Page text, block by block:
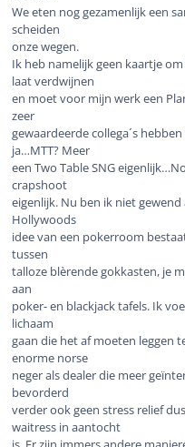
We eten nog gezamenlijk een
scheiden
onze wegen.
Ik heb namelijk geen kaartje
laat verdwijnen
en moet voor mijn werk een
zeer
gewaardeerde collega´s
ja…MTT? Meer
een Two Table SNG
crapshoot
eigenlijk. Nu ben ik niet
Hollywoods
idee van een pokerroom
tussen
talloze blèrende gokkasten, je
aan
poker- en blackjack tafels. Ik
lichaam
gaan die het af moeten leggen
enorme norse
neger als dealer die meer
bevorderd
verder ook geen stress relief
waitress in aantocht